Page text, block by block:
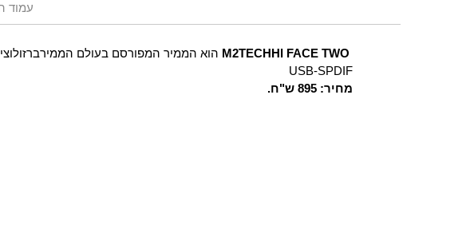
עמוד
HI FACE TWO
M2TECH הוא הממיר המפורסם בעולם הממירברזולוציה
USB-SPDIF
מחיר: 895 ש"ח.